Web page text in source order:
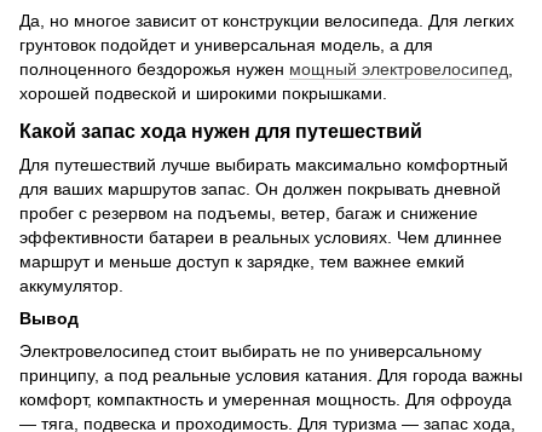
Да, но многое зависит от конструкции велосипеда. Для легких
грунтовок подойдет и универсальная модель, а для
полноценного бездорожья нужен мощный электровелосипед,
хорошей подвеской и широкими покрышками.
Какой запас хода нужен для путешествий
Для путешествий лучше выбирать максимально комфортный
для ваших маршрутов запас. Он должен покрывать дневной
пробег с резервом на подъемы, ветер, багаж и снижение
эффективности батареи в реальных условиях. Чем длиннее
маршрут и меньше доступ к зарядке, тем важнее емкий
аккумулятор.
Вывод
Электровелосипед стоит выбирать не по универсальному
принципу, а под реальные условия катания. Для города важны
комфорт, компактность и умеренная мощность. Для офроуда
— тяга, подвеска и проходимость. Для туризма — запас хода,